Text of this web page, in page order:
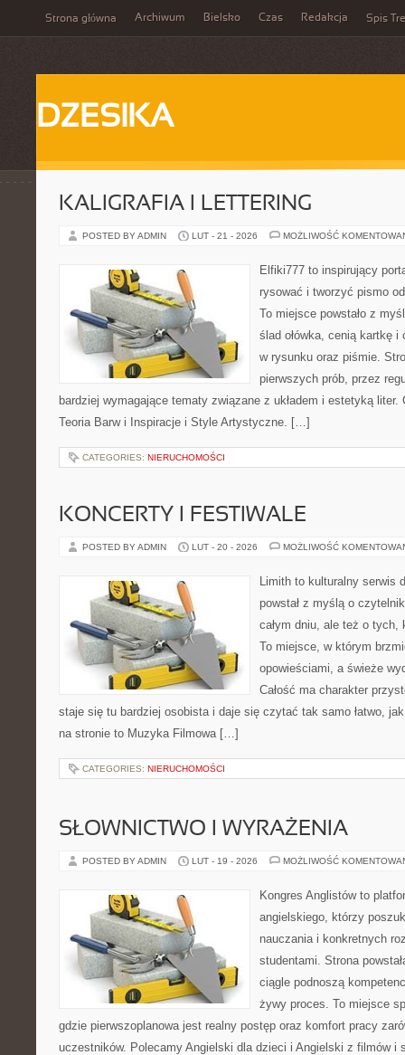
Strona główna Archiwum Bielsko Czas Redakcja Spis
DZESIKA
KALIGRAFIA I LETTERING
POSTED BY ADMIN LUT - 21 - 2026 MOŻLIWOŚĆ
Elfiki777 to inspirujący
rysować i tworzyć pismo
To miejsce powstało z
ślad ołówka, cenią kartkę i
w rysunku oraz piśmie.
pierwszych prób, przez
bardziej wymagające tematy związane z układem i estetyką
Teoria Barw i Inspiracje i Style Artystyczne. […]
CATEGORIES: NIERUCHOMOŚCI
KONCERTY I FESTIWALE
POSTED BY ADMIN LUT - 20 - 2026 MOŻLIWOŚĆ
Limith to kulturalny serwis
powstał z myślą o
całym dniu, ale też o
To miejsce, w którym
opowieściami, a świeże
Całość ma charakter
staje się tu bardziej osobista i daje się czytać tak samo łatwo,
na stronie to Muzyka Filmowa […]
CATEGORIES: NIERUCHOMOŚCI
SŁOWNICTWO I WYRAŻENIA
POSTED BY ADMIN LUT - 19 - 2026 MOŻLIWOŚĆ
Kongres Anglistów to
angielskiego, którzy
nauczania i konkretnych
studentami. Strona
ciągle podnoszą
żywy proces. To miejsce
gdzie pierwszoplanowa jest realny postęp oraz komfort pracy
uczestników. Polecamy Angielski dla dzieci i Angielski z filmów i